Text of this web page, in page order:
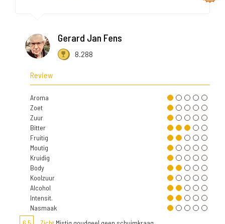
Gerard Jan Fens
8.288
Review
Aroma
Zoet
Zuur
Bitter
Fruitig
Moutig
Kruidig
Body
Koolzuur
Alcohol
Intensit.
Nasmaak